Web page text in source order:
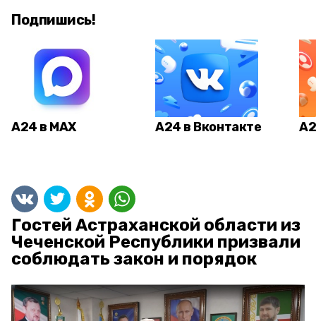
Подпишись!
А24 в MAX А24 в Вконтакте
Гостей Астраханской области из
Чеченской Республики призвали
соблюдать закон и порядок